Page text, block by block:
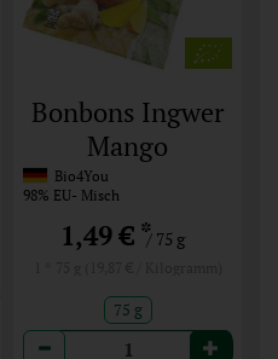
€ / Kilogramm)
Bonbons Ingwer
Mango
Bio4You
98% EU- Misch
1,49 € *
/ 75 g
75 g
Anzahl